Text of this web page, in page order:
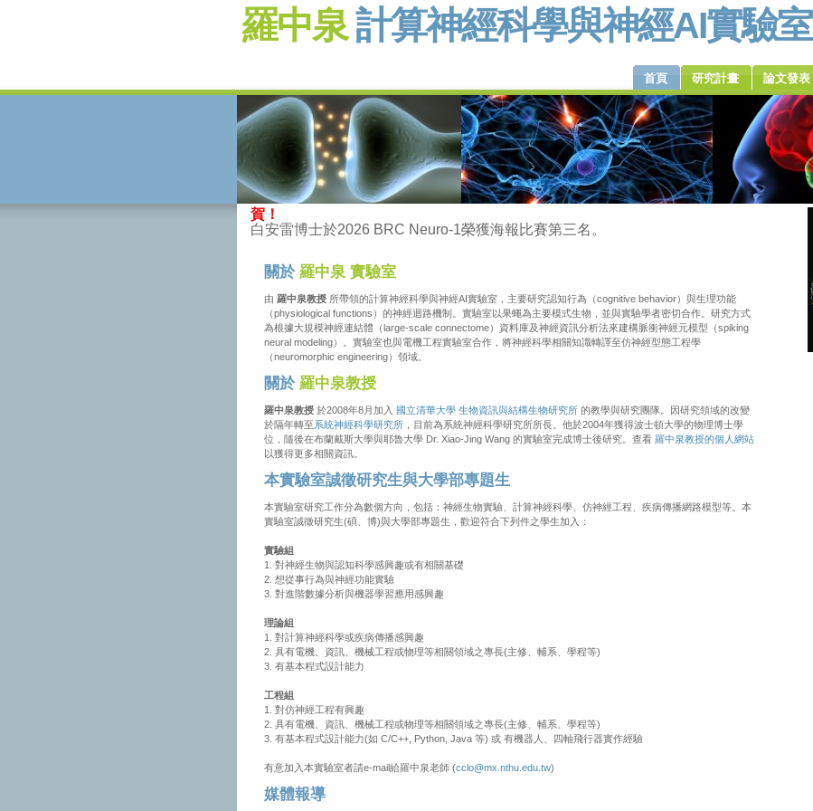
羅中泉計算神經科學與神經AI實驗室
首頁 研究計畫 論文發表
賀！
白安雷博士於2026 BRC Neuro-1榮獲海報比賽第三名。
關於 羅中泉 實驗室
由 羅中泉教授 所帶領的計算神經科學與神經AI實驗室，主要研究認知行為（cognitive behavior）與生理功能
（physiological functions）的神經迴路機制。實驗室以果蠅為主要模式生物，並與實驗學者密切合作。研究方式
為根據大規模神經連結體（large-scale connectome）資料庫及神經資訊分析法來建構脈衝神經元模型（spiking
neural modeling）。實驗室也與電機工程實驗室合作，將神經科學相關知識轉譯至仿神經型態工程學
（neuromorphic engineering）領域。
關於 羅中泉教授
羅中泉教授 於2008年8月加入 國立清華大學 生物資訊與結構生物研究所 的教學與研究團隊。因研究領域的改變
於隔年轉至系統神經科學研究所 ，目前為系統神經科學研究所所長。他於2004年獲得波士頓大學的物理博士學
位，隨後在布蘭戴斯大學與耶魯大學 Dr. Xiao-Jing Wang 的實驗室完成博士後研究。查看 羅中泉教授的個人網站
以獲得更多相關資訊。
本實驗室誠徵研究生與大學部專題生
本實驗室研究工作分為數個方向，包括：神經生物實驗、計算神經科學、仿神經工程、疾病傳播網路模型等。本
實驗室誠徵研究生(碩、博)與大學部專題生，歡迎符合下列件之學生加入：
實驗組
1. 對神經生物與認知科學感興趣或有相關基礎
2. 想從事行為與神經功能實驗
3. 對進階數據分析與機器學習應用感興趣
理論組
1. 對計算神經科學或疾病傳播感興趣
2. 具有電機、資訊、機械工程或物理等相關領域之專長(主修、輔系、學程等)
3. 有基本程式設計能力
工程組
1. 對仿神經工程有興趣
2. 具有電機、資訊、機械工程或物理等相關領域之專長(主修、輔系、學程等)
3. 有基本程式設計能力(如 C/C++, Python, Java 等) 或 有機器人、四軸飛行器實作經驗
有意加入本實驗室者請e-mail給羅中泉老師 (cclo@mx.nthu.edu.tw)
媒體報導